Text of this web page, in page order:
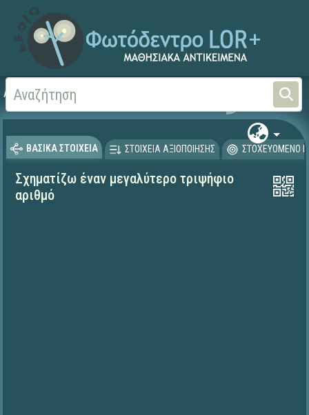
Αρχική
ΒΑΣΙΚΑ ΣΤΟΙΧΕΙΑ ΣΤΟΙΧΕΙΑ ΑΞΙΟΠΟΙΗΣΗΣ ΣΤΟΧΕΥΟΜΕΝΟ
Σχηματίζω έναν μεγαλύτερο τριψήφιο
αριθμό